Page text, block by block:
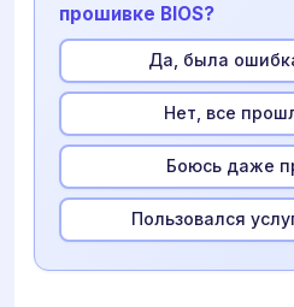
прошивке BIOS?
Да, была
Нет, все
Боюсь даже
Пользовался